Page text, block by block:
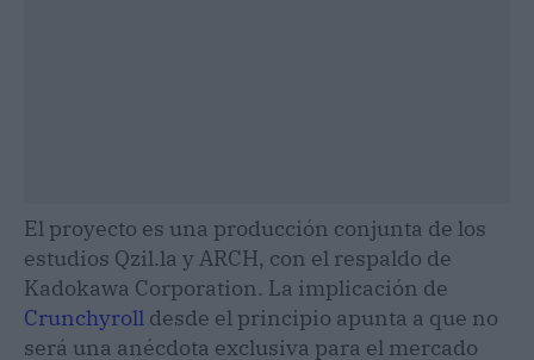
El proyecto es una producción conjunta de los
estudios Qzil.la y ARCH, con el respaldo de
Kadokawa Corporation. La implicación de
Crunchyroll desde el principio apunta a que no
será una anécdota exclusiva para el mercado